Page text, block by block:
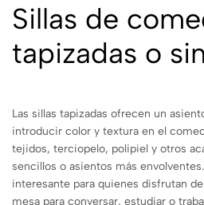
Sillas de
tapizadas o
Las sillas tapizadas ofrecen un
introducir color y textura en el
tejidos, terciopelo, polipiel y otros
sencillos o asientos más
interesante para quienes disfrutan
mesa para conversar, estudiar o